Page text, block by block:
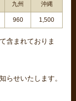
九州 沖縄
960 1,500
含まれておりま
らせいたします。